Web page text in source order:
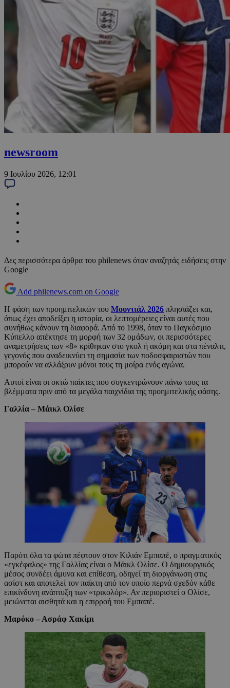
newsroom
9 Ιουλίου 2026, 12:01
Δες περισσότερα άρθρα του philenews όταν αναζητάς ειδήσεις στην
Google
Add philenews.com on Google
Η φάση των προημιτελικών του Μουντιάλ 2026 πλησιάζει και,
όπως έχει αποδείξει η ιστορία, οι λεπτομέρειες είναι αυτές που
συνήθως κάνουν τη διαφορά. Από το 1998, όταν το Παγκόσμιο
Κύπελλο απέκτησε τη μορφή των 32 ομάδων, οι περισσότερες
αναμετρήσεις των «8» κρίθηκαν στο γκολ ή ακόμη και στα πέναλτι,
γεγονός που αναδεικνύει τη σημασία των ποδοσφαιριστών που
μπορούν να αλλάξουν μόνοι τους τη μοίρα ενός αγώνα.
Αυτοί είναι οι οκτώ παίκτες που συγκεντρώνουν πάνω τους τα
βλέμματα πριν από τα μεγάλα παιχνίδια της προημιτελικής φάσης.
Γαλλία – Μάικλ Ολίσε
Παρότι όλα τα φώτα πέφτουν στον Κιλιάν Εμπαπέ, ο πραγματικός
«εγκέφαλος» της Γαλλίας είναι ο Μάικλ Ολίσε. Ο δημιουργικός
μέσος συνδέει άμυνα και επίθεση, οδηγεί τη διοργάνωση στις
ασίστ και αποτελεί τον παίκτη από τον οποίο περνά σχεδόν κάθε
επικίνδυνη ανάπτυξη των «τρικολόρ». Αν περιοριστεί ο Ολίσε,
μειώνεται αισθητά και η επιρροή του Εμπαπέ.
Μαρόκο – Ασράφ Χακίμι